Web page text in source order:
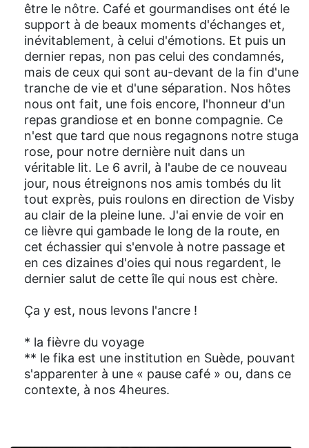
être le nôtre. Café et gourmandises ont été le
support à de beaux moments d'échanges et,
inévitablement, à celui d'émotions. Et puis un
dernier repas, non pas celui des condamnés,
mais de ceux qui sont au-devant de la fin d'une
tranche de vie et d'une séparation. Nos hôtes
nous ont fait, une fois encore, l'honneur d'un
repas grandiose et en bonne compagnie. Ce
n'est que tard que nous regagnons notre stuga
rose, pour notre dernière nuit dans un
véritable lit. Le 6 avril, à l'aube de ce nouveau
jour, nous étreignons nos amis tombés du lit
tout exprès, puis roulons en direction de Visby
au clair de la pleine lune. J'ai envie de voir en
ce lièvre qui gambade le long de la route, en
cet échassier qui s'envole à notre passage et
en ces dizaines d'oies qui nous regardent, le
dernier salut de cette île qui nous est chère.
Ça y est, nous levons l'ancre !
* la fièvre du voyage
** le fika est une institution en Suède, pouvant
s'apparenter à une « pause café » ou, dans ce
contexte, à nos 4heures.